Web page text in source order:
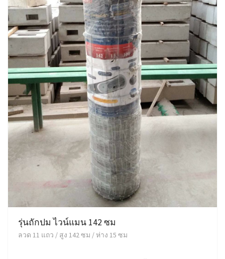
รุ่นถักปม ไวน์แมน 142 ซม
ลวด 11 แถว / สูง 142 ซม / ห่าง 15 ซม